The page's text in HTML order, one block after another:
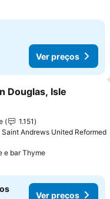
Ver preços
aos favoritos
Douglas, Isle
1.151
Andrews United Reformed
e bar ThymeVer preços
Ver preços